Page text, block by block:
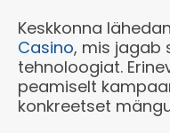
Keskkonna
Casino, mis jagab
tehnoloogiat.
peamiselt
konkreetset